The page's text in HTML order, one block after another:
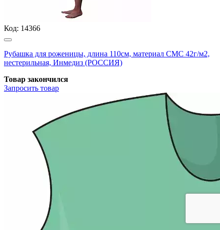
Код: 14366
Рубашка для роженицы, длина 110см, материал СМС 42г/м2,
нестерильная, Инмедиз (РОССИЯ)
Товар закончился
Запросить товар